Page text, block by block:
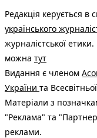
Редакція керується в
українського
журналістської
можна тут
Видання є членом
України та
Матеріали з
"Реклама" та
реклами.